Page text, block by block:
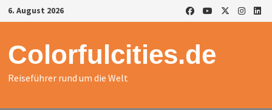
Zurück
zum
6. August 2026
Colorfulcities.de
Reiseführer rund um die Welt